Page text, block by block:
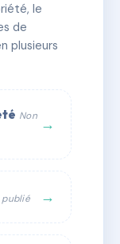
le
de
plusieurs
Non →
publié →